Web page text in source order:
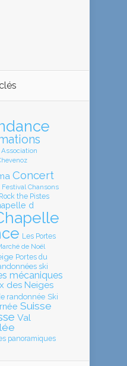
Association
Concert
Festival Chansons
the Pistes
d
Les Portes
de Noël
Portes du
ski
mécaniques
des Neiges
randonnée Ski
Suisse
Val
panoramiques